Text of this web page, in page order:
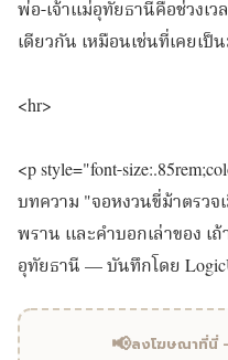
พ่อ-เจ้าแม่อุทัยธานีคือช่วงเ
เดียวกัน เหมือนเช่นที่เคยเป็
<hr>
<p style="font-
บทความ "จอหงวนขี่ม้าตรว
พราน และคำบอกเล่าของ เ
อุทัยธานี — บันทึกโดย
📢ลงโฆษณาที่นี่